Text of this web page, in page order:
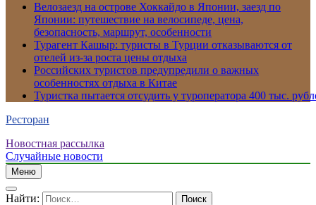
Велозаезд на острове Хоккайдо в Японии, заезд по
Японии: путешествие на велосипеде, цена,
безопасность, маршрут, особенности
Турагент Кашыр: туристы в Турции отказываются от
отелей из-за роста цены отдыха
Российских туристов предупредили о важных
особенностях отдыха в Китае
Туристка пытается отсудить у туроператора 400 тыс.
Ресторан
Новостная рассылка
Случайные новости
Меню
Найти: